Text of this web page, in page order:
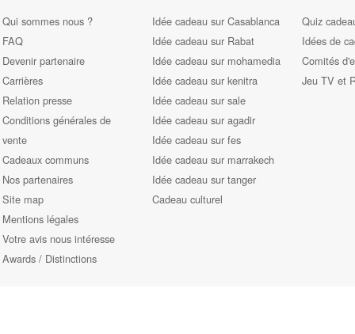
Qui sommes nous ?
FAQ
Devenir partenaire
Carrières
Relation presse
Conditions générales de
vente
Cadeaux communs
Nos partenaires
Site map
Mentions légales
Votre avis nous intéresse
Awards / Distinctions
Idée cadeau sur Casablanca
Idée cadeau sur Rabat
Idée cadeau sur mohamedia
Idée cadeau sur kenitra
Idée cadeau sur sale
Idée cadeau sur agadir
Idée cadeau sur fes
Idée cadeau sur marrakech
Idée cadeau sur tanger
Cadeau culturel
Quiz
Idées de
Comités
Jeu TV et